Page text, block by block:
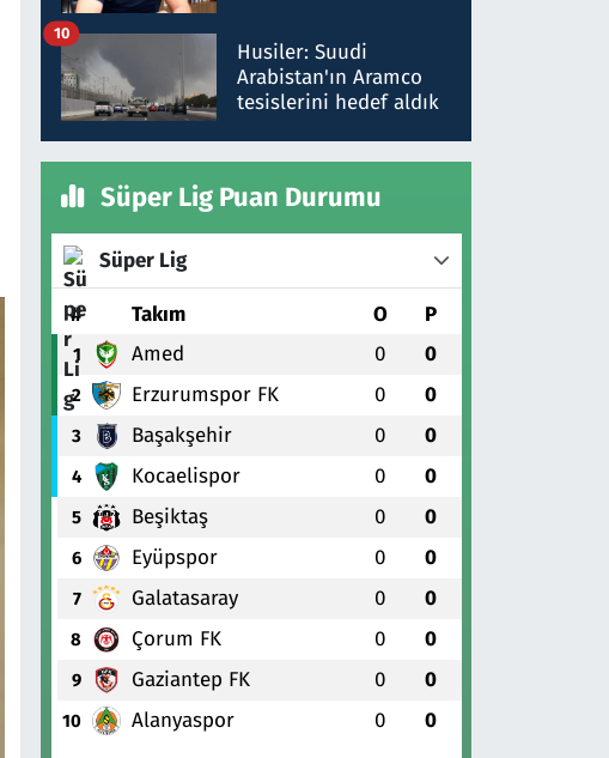
talimat verdi, ben
gönderdim
Husiler: Suudi
Arabistan'ın Aramco
tesislerini hedef aldık
10
Süper Lig Puan Durumu
Süper Lig
# Takım O P
1 Amed 0 0
2 Erzurumspor FK 0 0
3 Başakşehir 0 0
4 Kocaelispor 0 0
5 Beşiktaş 0 0
6 Eyüpspor 0 0
7 Galatasaray 0 0
8 Çorum FK 0 0
9 Gaziantep FK 0 0
10 Alanyaspor 0 0